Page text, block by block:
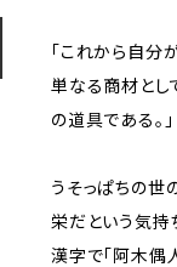
「これから自分
単なる商材とし
の道具である。」
うそっぱちの世
栄だという気持
漢字で「阿木偶